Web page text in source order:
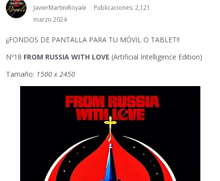
JavierMartiniRoyale
Publicaciones: 2,121
marzo 2024
¡¡FONDOS DE PANTALLA PARA TU MÓVIL O TABLET!!
Nº18 FROM RUSSIA WITH LOVE (Artificial Intelligence Edition)
Tamaño: 1500 x 2450